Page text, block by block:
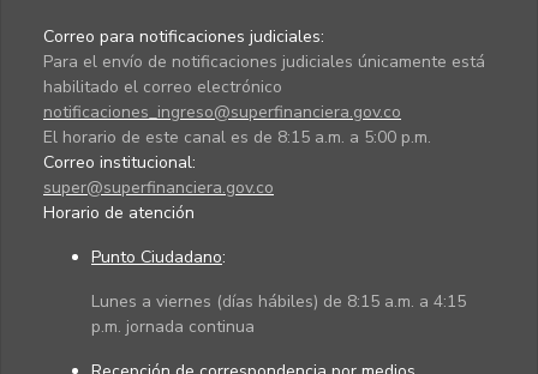
Correo para notificaciones judiciales:
Para el envío de notificaciones judiciales únicamente está
habilitado el correo electrónico
notificaciones_ingreso@superfinanciera.gov.co
El horario de este canal es de 8:15 a.m. a 5:00 p.m.
Correo institucional:
super@superfinanciera.gov.co
Horario de atención
Punto Ciudadano:
Lunes a viernes (días hábiles) de 8:15 a.m. a 4:15
p.m. jornada continua